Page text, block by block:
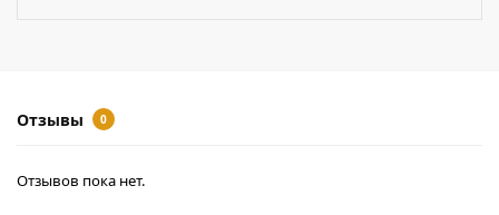
Отзывы 0
Отзывов пока нет.